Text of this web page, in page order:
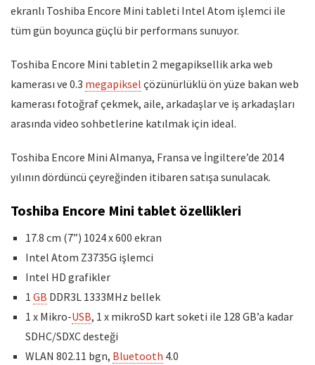
ekranlı Toshiba Encore Mini tableti Intel Atom işlemci ile
tüm gün boyunca güçlü bir performans sunuyor.
Toshiba Encore Mini tabletin 2 megapiksellik arka web
kamerası ve 0.3 megapiksel çözünürlüklü ön yüze bakan web
kamerası fotoğraf çekmek, aile, arkadaşlar ve iş arkadaşları
arasında video sohbetlerine katılmak için ideal.
Toshiba Encore Mini Almanya, Fransa ve İngiltere’de 2014
yılının dördüncü çeyreğinden itibaren satışa sunulacak.
Toshiba Encore Mini tablet özellikleri
17.8 cm (7”) 1024 x 600 ekran
Intel Atom Z3735G işlemci
Intel HD grafikler
1 GB DDR3L 1333MHz bellek
1 x Mikro-USB, 1 x mikroSD kart soketi ile 128 GB’a kadar
SDHC/SDXC desteği
WLAN 802.11 bgn, Bluetooth 4.0